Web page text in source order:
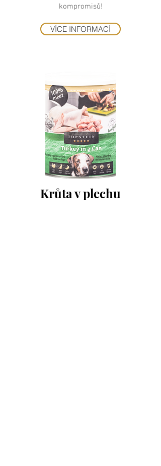
kompromisů!
VÍCE INFORMACÍ
Krůta v plechu